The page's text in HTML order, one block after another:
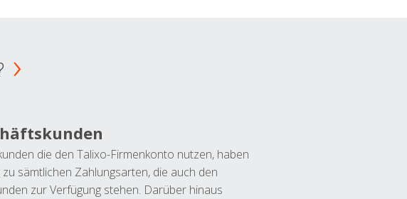
die den Talixo-Firmenkonto nutzen, haben
zu sämtlichen Zahlungsarten, die auch den
zur Verfügung stehen. Darüber hinaus